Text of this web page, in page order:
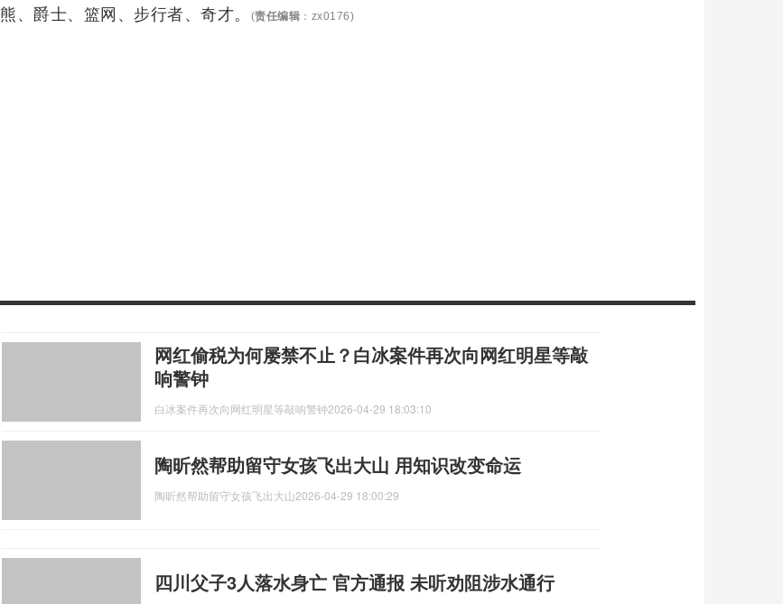
熊、爵士、篮网、步行者、奇才。
(责任编辑 ：zx0176)
网红偷税为何屡禁不止？白冰案件再次向网红明星等敲
响警钟
白冰案件再次向网红明星等敲响警钟2026-04-29 18:03:10
陶昕然帮助留守女孩飞出大山 用知识改变命运
陶昕然帮助留守女孩飞出大山2026-04-29 18:00:29
四川父子3人落水身亡 官方通报 未听劝阻涉水通行